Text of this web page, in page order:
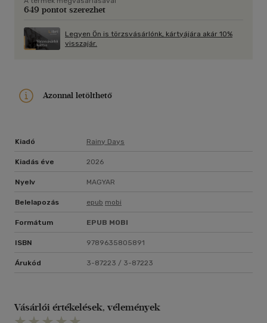
649 pontot szerezhet
Legyen Ön is törzsvásárlónk, kártyájára akár 10%
visszajár.
Azonnal letölthető
Kiadó Rainy Days
Kiadás éve 2026
Nyelv MAGYAR
Belelapozás epub mobi
Formátum EPUB MOBI
ISBN 9789635805891
Árukód 3-87223 / 3-87223
Vásárlói értékelések, vélemények